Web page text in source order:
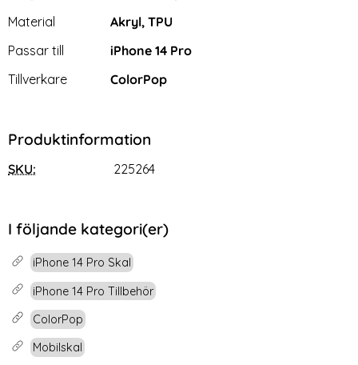
Material
Akryl, TPU
Passar till
iPhone 14 Pro
Tillverkare
ColorPop
Produktinformation
SKU: 225264
I följande kategori(er)
iPhone 14 Pro Skal
iPhone 14 Pro Tillbehör
ColorPop
Mobilskal